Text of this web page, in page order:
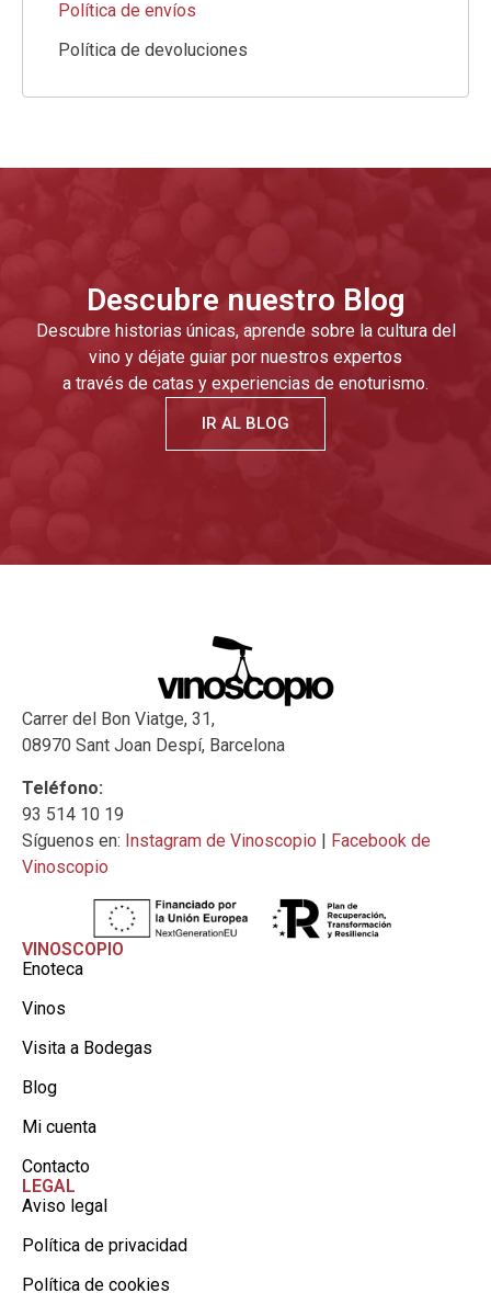
Política de envíos
Política de devoluciones
Descubre nuestro Blog
Descubre historias únicas, aprende sobre la cultura del
vino y déjate guiar por nuestros expertos
a través de catas y experiencias de enoturismo.
IR AL BLOG
Carrer del Bon Viatge, 31,
08970 Sant Joan Despí, Barcelona
Teléfono:
93 514 10 19
Síguenos en: Instagram de Vinoscopio | Facebook de
Vinoscopio
VINOSCOPIO
Enoteca
Vinos
Visita a Bodegas
Blog
Mi cuenta
Contacto
LEGAL
Aviso legal
Política de privacidad
Política de cookies